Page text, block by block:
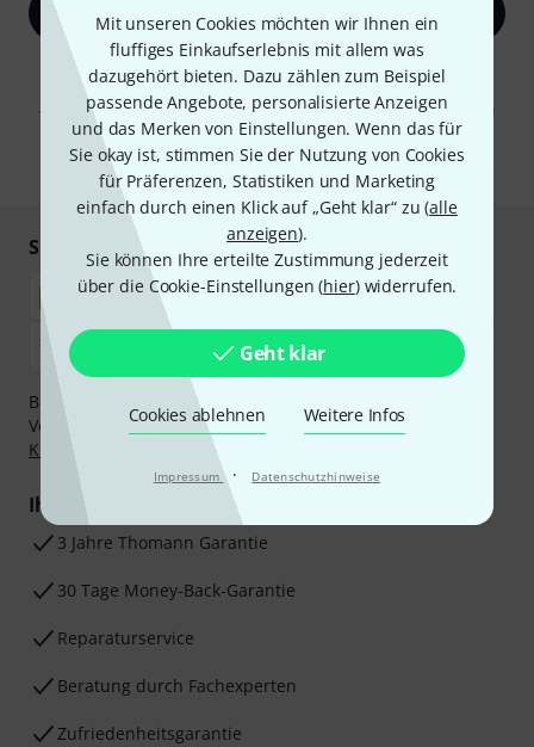
Mit unseren Cookies möchten wir Ihnen ein
fluffiges Einkaufserlebnis mit allem was
dazugehört bieten. Dazu zählen zum Beispiel
passende Angebote, personalisierte Anzeigen
und das Merken von Einstellungen. Wenn das für
Sie okay ist, stimmen Sie der Nutzung von Cookies
für Präferenzen, Statistiken und Marketing
einfach durch einen Klick auf „Geht klar“ zu (alle
anzeigen).
Sie können Ihre erteilte Zustimmung jederzeit
über die Cookie-Einstellungen (hier) widerrufen.
Geht klar
Cookies ablehnen Weitere Infos
Impressum · Datenschutzhinweise
Jetzt anmelden
Mit Klick auf „Jetzt anmelden“ stimmen Sie dem Erhalt von E-Mail-
Werbung und einer Messung des E-Mail-Nutzungsverhaltens zu. Die
Abmeldung ist jederzeit möglich. Weitere Informationen finden Sie in
unserenDatenschutzhinweisen.
* Pflichtfeld
Sicher einkaufen & bezahlen
Bezahlen Sie vertraulich und sicher per Nachnahme,
Vorkasse, PayPal, Amazon Pay,
Klarna Sofort bezahlen
Klarna Ratenzahlung
oder Kreditkarte.
Ihre Vorteile
3 Jahre Thomann Garantie
30 Tage Money-Back-Garantie
Reparaturservice
Beratung durch Fachexperten
Zufriedenheitsgarantie